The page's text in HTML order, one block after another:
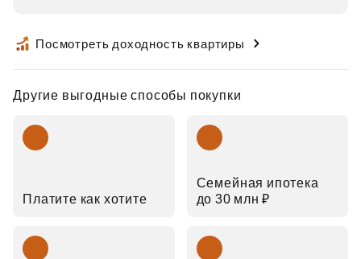
Посмотреть доходность квартиры
Другие выгодные способы покупки
Платите как хотите
Семейная ипотека
до 30 млн ₽